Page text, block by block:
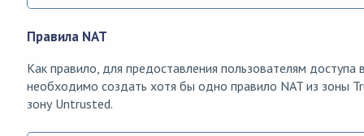
Правила NAT
Как правило, для предоставления пользователям доступа
необходимо создать хотя бы одно правило NAT из зоны
зону Untrusted.